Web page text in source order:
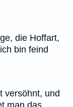
die Hoffart,
bin feind
versöhnt, und
man das